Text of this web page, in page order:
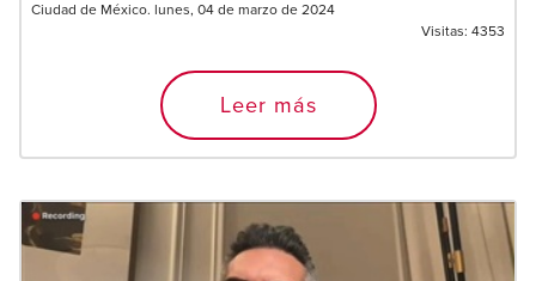
Ciudad de México. lunes, 04 de marzo de 2024
Visitas: 4353
Leer más